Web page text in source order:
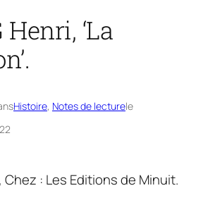
‘La
Histoire, Notes de lecturele
Chez : Les Editions de Minuit.